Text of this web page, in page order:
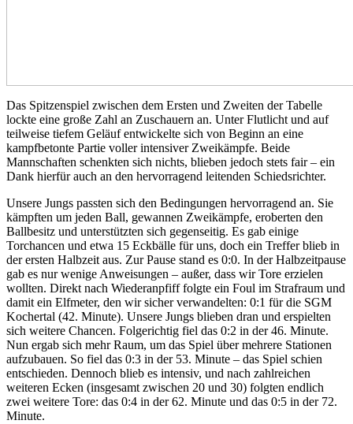
Das Spitzenspiel zwischen dem Ersten und Zweiten der Tabelle
lockte eine große Zahl an Zuschauern an. Unter Flutlicht und auf
teilweise tiefem Geläuf entwickelte sich von Beginn an eine
kampfbetonte Partie voller intensiver Zweikämpfe. Beide
Mannschaften schenkten sich nichts, blieben jedoch stets fair – ein
Dank hierfür auch an den hervorragend leitenden Schiedsrichter.
Unsere Jungs passten sich den Bedingungen hervorragend an. Sie
kämpften um jeden Ball, gewannen Zweikämpfe, eroberten den
Ballbesitz und unterstützten sich gegenseitig. Es gab einige
Torchancen und etwa 15 Eckbälle für uns, doch ein Treffer blieb in
der ersten Halbzeit aus. Zur Pause stand es 0:0. In der Halbzeitpause
gab es nur wenige Anweisungen – außer, dass wir Tore erzielen
wollten. Direkt nach Wiederanpfiff folgte ein Foul im Strafraum und
damit ein Elfmeter, den wir sicher verwandelten: 0:1 für die SGM
Kochertal (42. Minute). Unsere Jungs blieben dran und erspielten
sich weitere Chancen. Folgerichtig fiel das 0:2 in der 46. Minute.
Nun ergab sich mehr Raum, um das Spiel über mehrere Stationen
aufzubauen. So fiel das 0:3 in der 53. Minute – das Spiel schien
entschieden. Dennoch blieb es intensiv, und nach zahlreichen
weiteren Ecken (insgesamt zwischen 20 und 30) folgten endlich
zwei weitere Tore: das 0:4 in der 62. Minute und das 0:5 in der 72.
Minute.